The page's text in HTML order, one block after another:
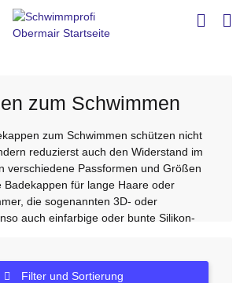
zum Schwimmen
zum Schwimmen schützen nicht
reduzierst auch den Widerstand im
verschiedene Passformen und Größen
Badekappen für lange Haare oder
die sogenannten 3D- oder
auch einfarbige oder bunte Silikon-
Filter und Sortierung